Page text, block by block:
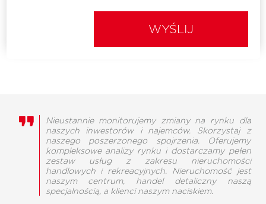
WYŚLIJ
Nieustannie monitorujemy zmiany na rynku dla
naszych inwestorów i najemców. Skorzystaj z
naszego poszerzonego spojrzenia. Oferujemy
kompleksowe analizy rynku i dostarczamy pełen
zestaw usług z zakresu nieruchomości
handlowych i rekreacyjnych. Nieruchomość jest
naszym centrum, handel detaliczny naszą
specjalnością, a klienci naszym naciskiem.